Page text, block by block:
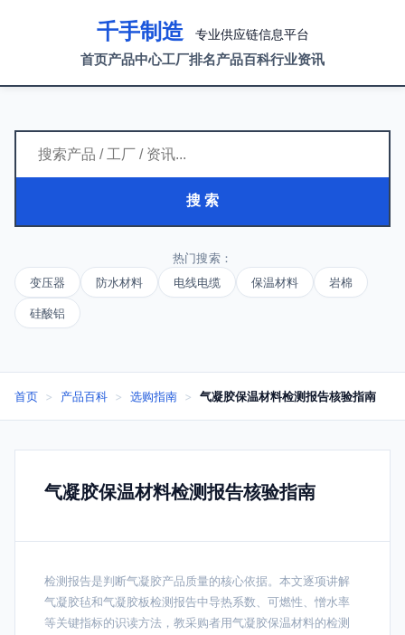
千手制造 专业供应链信息平台
首页产品中心工厂排名产品百科行业资讯
搜 索
热门搜索：
变压器
防水材料 电线电缆 保温材料 岩棉
硅酸铝
首页 > 产品百科 > 选购指南 > 气凝胶保温材料检测报告核验指南
气凝胶保温材料检测报告核验指南
检测报告是判断气凝胶产品质量的核心依据。本文逐项讲解
气凝胶毡和气凝胶板检测报告中导热系数、可燃性、憎水率
等关键指标的识读方法，教采购者用气凝胶保温材料的检测